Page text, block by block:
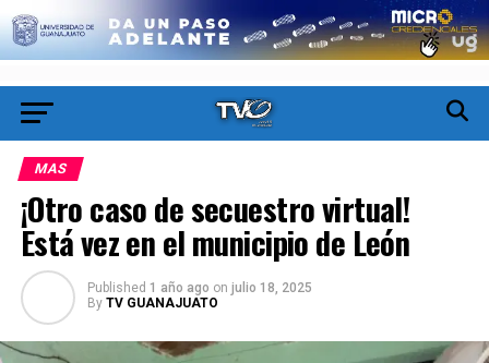
MAS
¡Otro caso de secuestro virtual!
Está vez en el municipio de León
Published 1 año ago on julio 18, 2025
By TV GUANAJUATO